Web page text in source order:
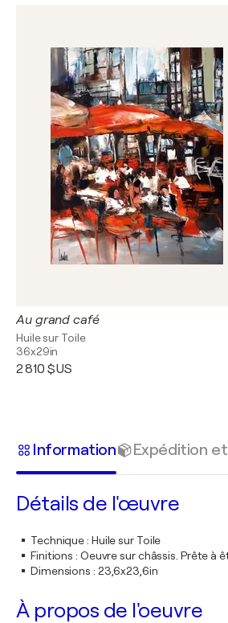
Au grand café
Huile sur Toile
36x29in
2 810 $US
Information Expédition
Détails de l'œuvre
Technique: Huile sur Toile
Finitions : Oeuvre sur châssis. Prête à
Dimensions : 23,6x23,6in
À propos de l'oeuvre